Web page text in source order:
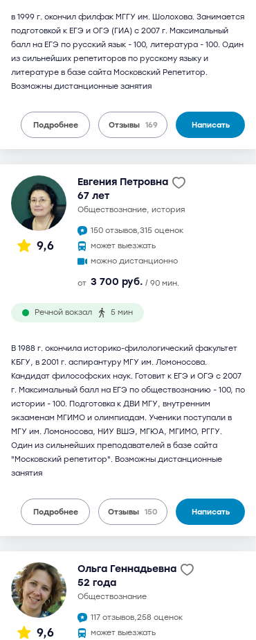
в 1999 г. окончил филфак МГГУ им. Шолохова. Занимается
подготовкой к ЕГЭ и ОГЭ (ГИА) с 2007 г. Максимальный
балл на ЕГЭ по русский язык - 100, литература - 100. Один
из сильнейших репетиторов по русскому языку и
литературе в базе сайта Московский Репетитор.
Возможны дистанционные занятия
Подробнее Отзывы 169 Написать
9,6
Евгения Петровна
67 лет
обществознание, история
150 отзывов,315 оценок
может выезжать
можно дистанционно
от 3 700 руб. / 90 мин.
Речной вокзал 5 мин
В 1988 г. окончила историко-филологический факультет
КБГУ, в 2001 г. аспирантуру МГУ им. Ломоносова.
Кандидат философских наук. Готовит к ЕГЭ и ОГЭ с 2007
г. Максимальный балл на ЕГЭ по обществознанию - 100, по
истории - 100. Подготовка к ДВИ МГУ, внутренним
экзаменам МГИМО и олимпиадам. Ученики поступали в
МГУ им. Ломоносова, НИУ ВШЭ, МГЮА, МГИМО, РГГУ.
Один из сильнейших преподавателей в базе сайта
"Московский репетитор". Возможны дистанционные
занятия
Подробнее Отзывы 150 Написать
9,6
Ольга Геннадьевна
52 года
обществознание
117 отзывов,258 оценок
может выезжать